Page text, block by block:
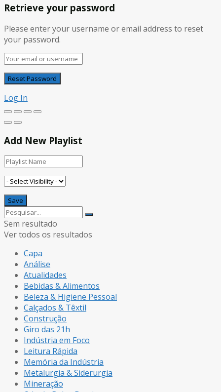
Retrieve your password
Please enter your username or email address to reset
your password.
Log In
Add New Playlist
Sem resultado
Ver todos os resultados
Capa
Análise
Atualidades
Bebidas & Alimentos
Beleza & Higiene Pessoal
Calçados & Têxtil
Construção
Giro das 21h
Indústria em Foco
Leitura Rápida
Memória da Indústria
Metalurgia & Siderurgia
Mineração